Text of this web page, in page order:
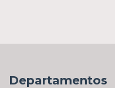
Departamentos